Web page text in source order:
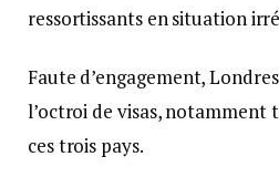
ressortissants en situation
Faute d’engagement,
l’octroi de visas, notamment
ces trois pays.